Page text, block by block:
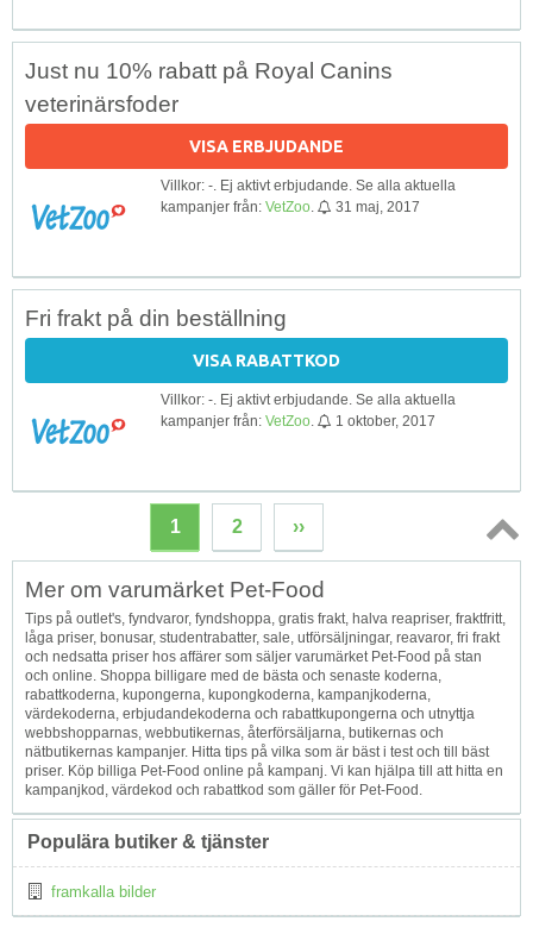
Just nu 10% rabatt på Royal Canins
veterinärsfoder
VISA ERBJUDANDE
Villkor: -. Ej aktivt erbjudande. Se alla aktuella
kampanjer från: VetZoo 31 maj, 2017
Fri frakt på din beställning
VISA RABATTKOD
Villkor: -. Ej aktivt erbjudande. Se alla aktuella
kampanjer från: VetZoo 1 oktober, 2017
1 2 ››
Topp
Mer om varumärket Pet-Food
Tips på outlet's, fyndvaror, fyndshoppa, gratis frakt, halva reapriser, fraktfritt,
låga priser, bonusar, studentrabatter, sale, utförsäljningar, reavaror, fri frakt
och nedsatta priser hos affärer som säljer varumärket Pet-Food på stan
och online. Shoppa billigare med de bästa och senaste koderna,
rabattkoderna, kupongerna, kupongkoderna, kampanjkoderna,
värdekoderna, erbjudandekoderna och rabattkupongerna och utnyttja
webbshopparnas, webbutikernas, återförsäljarna, butikernas och
nätbutikernas kampanjer. Hitta tips på vilka som är bäst i test och till bäst
priser. Köp billiga Pet-Food online på kampanj. Vi kan hjälpa till att hitta en
kampanjkod, värdekod och rabattkod som gäller för Pet-Food.
Populära butiker & tjänster
framkalla bilder